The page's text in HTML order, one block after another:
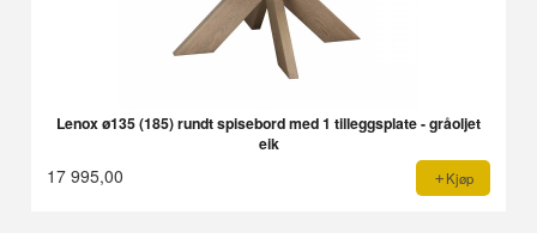
Lenox ø135 (185) rundt spisebord med 1 tilleggsplate - gråoljet
eik
17 995,00 Kjøp